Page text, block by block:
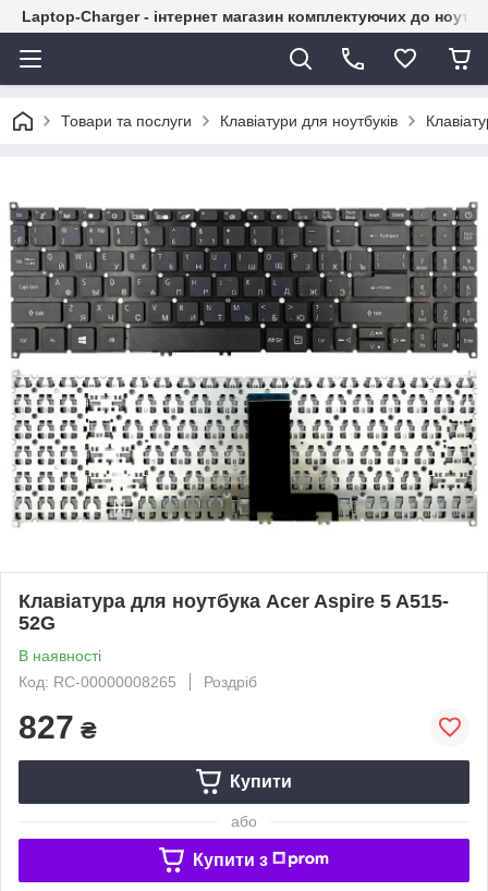
Laptop-Charger - інтернет магазин комплектуючих до
Товари та послуги Клавіатури для ноутбуків
Клавіатура для ноутбука Acer Aspire 5 A515-
52G
В наявності
Код: RC-00000008265
Роздріб
827 ₴
Купити
або
Купити з